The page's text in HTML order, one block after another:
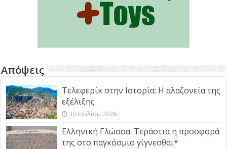
Απόψεις
Τελεφερίκ στην Ιστορία: Η αλαζονεία της
εξέλιξης
30 Ιουλίου 2026
Ελληνική Γλώσσα: Τεράστια η προσφορά
της στο παγκόσμιο γίγνεσθαι*